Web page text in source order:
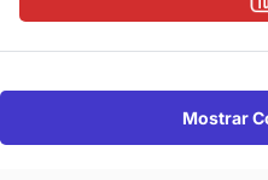
Mostrar